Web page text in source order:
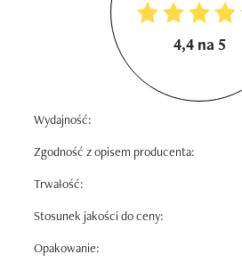
4,4 na 5
Wydajność:
Zgodność z opisem producenta:
Trwałość:
Stosunek jakości do ceny:
Opakowanie: